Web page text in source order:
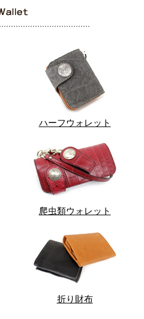
ハーフウォレット
爬虫類ウォレット
折り財布